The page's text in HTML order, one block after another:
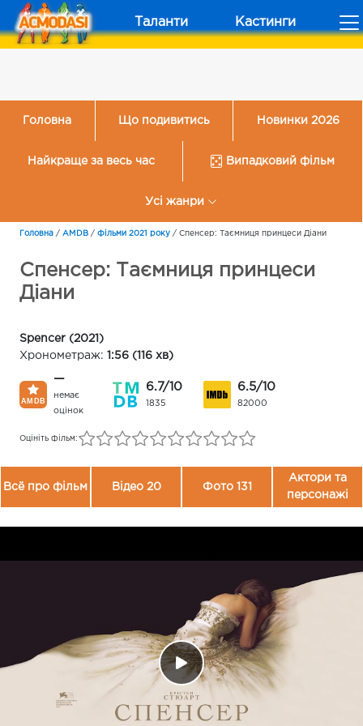
Таланти Кастинги
Головна Що подивитись Новинки 2026
Найкраще за весь час Випадковий фільм
Усі жанри
Головна / AMDB / Фільми 2021 року / Спенсер: Таємниця принцеси Діани
Спенсер: Таємниця принцеси
Діани
Spencer (2021)
Хронометраж: 1:56 (116 хв)
—
немає
оцінок
6.7/10
1835
6.5/10
82000
Оцініть фільм:
Всё про фільм Відео 20 Фото 131
Актори та
персонажі